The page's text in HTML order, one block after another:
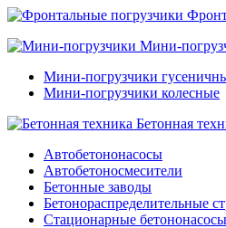
Мини-
Мини-погрузчики
Мини-погрузчики колесные
Бетонная
Автобетононасосы
Автобетоносмесители
Бетонные заводы
Бетонораспределительные
Стационарные бетононасосы